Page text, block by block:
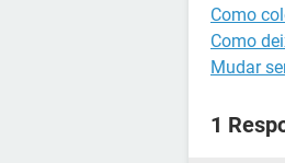
Como
Como
Mudar
1